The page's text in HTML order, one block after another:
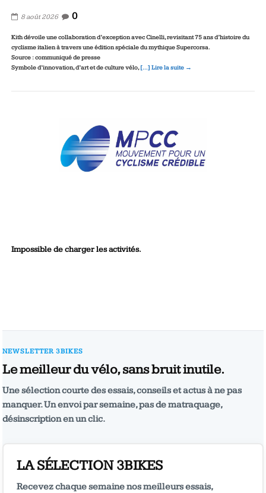
8 août 2026 0
Kith dévoile une collaboration d’exception avec Cinelli, revisitant 75 ans d’histoire du
cyclisme italien à travers une édition spéciale du mythique Supercorsa.
Source : communiqué de presse
Symbole d’innovation, d’art et de culture vélo,[…] Lire la suite →
Impossible de charger les activités.
NEWSLETTER 3BIKES
Le meilleur du vélo, sans bruit inutile.
Une sélection courte des essais, conseils et actus à ne pas
manquer. Un envoi par semaine, pas de matraquage,
désinscription en un clic.
LA SÉLECTION 3BIKES
Recevez chaque semaine nos meilleurs essais,